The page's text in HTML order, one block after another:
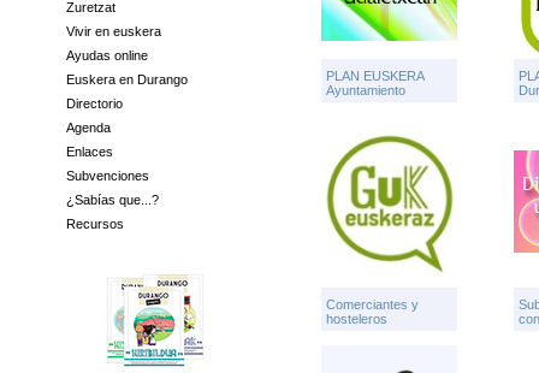
Zuretzat
Vivir en euskera
Ayudas online
Euskera en Durango
Directorio
Agenda
Enlaces
Subvenciones
¿Sabías que...?
Recursos
PLAN EUSKERA
Ayuntamiento
Comerciantes y
hosteleros